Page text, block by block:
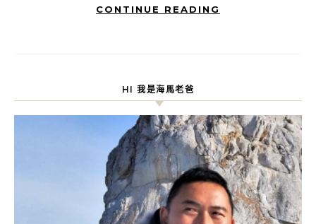
CONTINUE READING
HI 我是海馬老爸